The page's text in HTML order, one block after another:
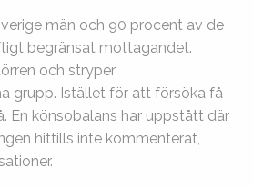
män och 90 procent av de
begränsat mottagandet.
och stryper
grupp. Istället för att försöka få
En könsobalans har uppstått där
hittills inte kommenterat,